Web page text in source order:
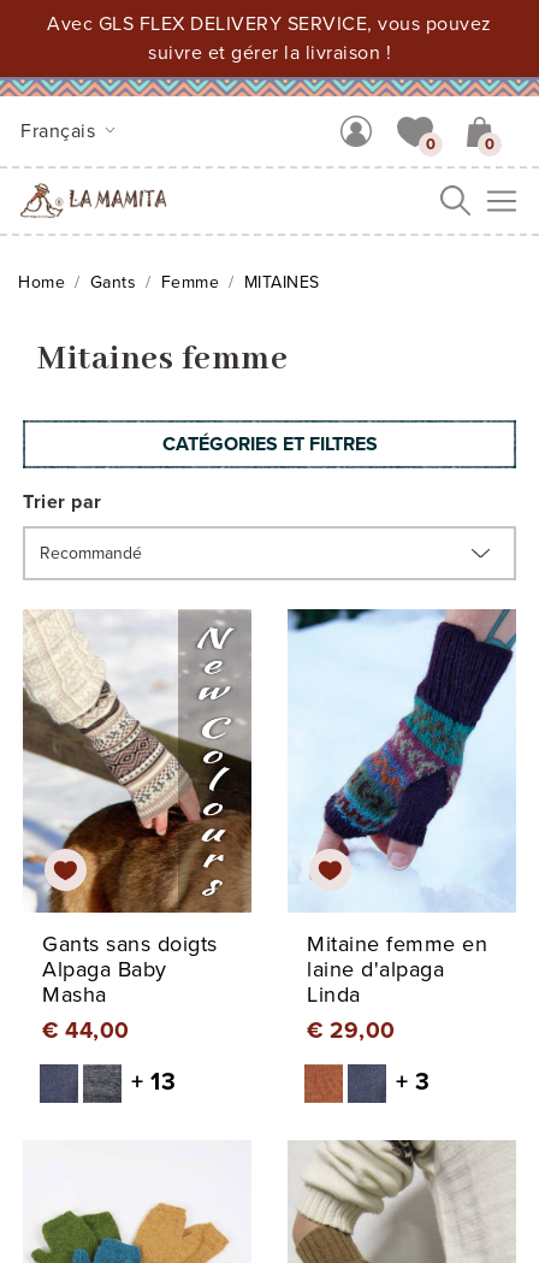
Avec GLS FLEX DELIVERY SERVICE, vous pouvez
suivre et gérer la livraison !
Français
0 0
Home Gants Femme MITAINES
Mitaines femme
CATÉGORIES ET FILTRES
Trier par
Gants sans doigts
Alpaga Baby
Masha
€ 44,00
+ 13
Mitaine femme en
laine d'alpaga
Linda
€ 29,00
+ 3